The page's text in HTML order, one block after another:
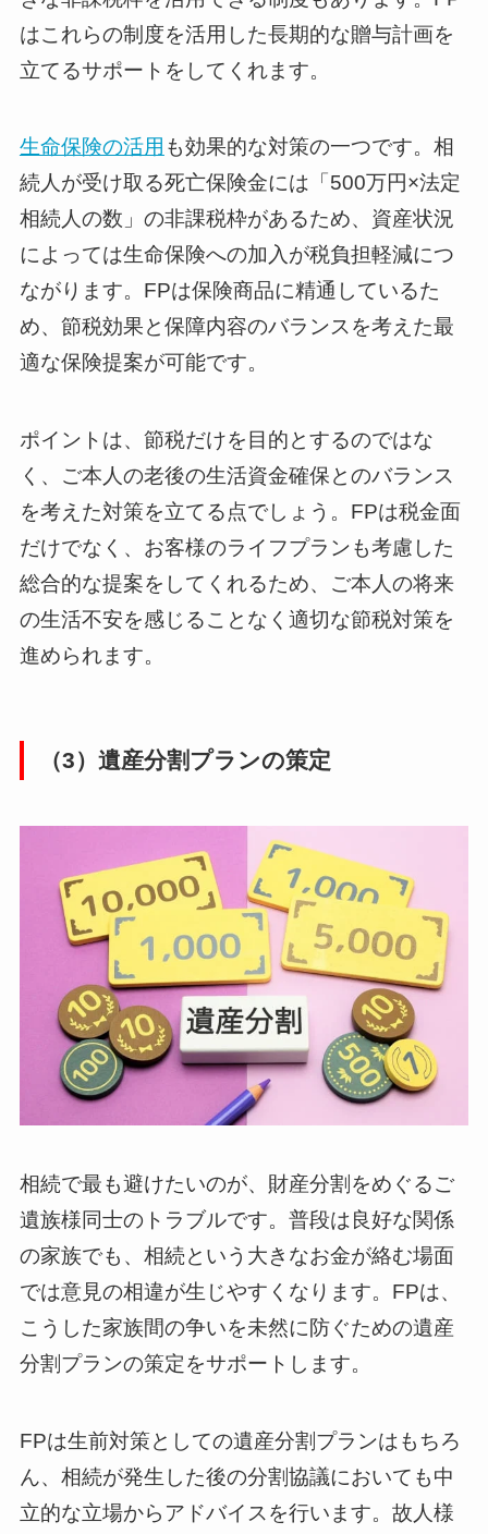
はこれらの制度を活用した長期的な贈与計画を
立てるサポートをしてくれます。
生命保険の活用 も効果的な対策の一つです。相
続人が受け取る死亡保険金には「500万円×法定
相続人の数」の非課税枠があるため、資産状況
によっては生命保険への加入が税負担軽減につ
ながります。FPは保険商品に精通しているた
め、節税効果と保障内容のバランスを考えた最
適な保険提案が可能です。
ポイントは、節税だけを目的とするのではな
く、ご本人の老後の生活資金確保とのバランス
を考えた対策を立てる点でしょう。FPは税金面
だけでなく、お客様のライフプランも考慮した
総合的な提案をしてくれるため、ご本人の将来
の生活不安を感じることなく適切な節税対策を
進められます。
（3）遺産分割プランの策定
相続で最も避けたいのが、財産分割をめぐるご
遺族様同士のトラブルです。普段は良好な関係
の家族でも、相続という大きなお金が絡む場面
では意見の相違が生じやすくなります。FPは、
こうした家族間の争いを未然に防ぐための遺産
分割プランの策定をサポートします。
FPは生前対策としての遺産分割プランはもちろ
ん、相続が発生した後の分割協議においても中
立的な立場からアドバイスを行います。故人様